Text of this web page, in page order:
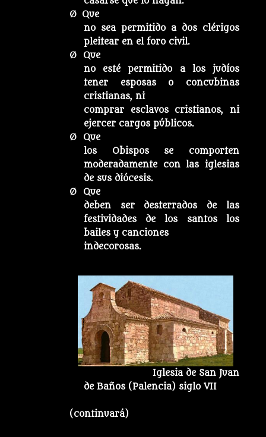
Ø Que
no sea permitido a dos clérigos
pleitear en el foro civil.
Ø Que
no esté permitido a los judíos
tener esposas o concubinas
cristianas, ni
comprar esclavos cristianos, ni
ejercer cargos públicos.
Ø Que
los Obispos se comporten
moderadamente con las iglesias
de sus diócesis.
Ø Que
deben ser desterrados de las
festividades de los santos los
bailes y canciones
indecorosas.
Iglesia de San Juan
de Baños (Palencia) siglo VII
(continuará)